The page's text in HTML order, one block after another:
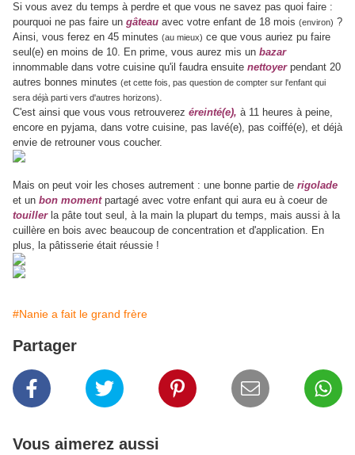
Si vous avez du temps à perdre et que vous ne savez pas quoi faire :
pourquoi ne pas faire un gâteau avec votre enfant de 18 mois (environ) ?
Ainsi, vous ferez en 45 minutes (au mieux) ce que vous auriez pu faire
seul(e) en moins de 10. En prime, vous aurez mis un bazar
innommable dans votre cuisine qu'il faudra ensuite nettoyerpendant 20
autres bonnes minutes (et cette fois, pas question de compter sur l'enfant qui
sera déjà parti vers d'autres horizons).
C'est ainsi que vous vous retrouverez éreinté(e), à 11 heures à peine,
encore en pyjama, dans votre cuisine, pas lavé(e), pas coiffé(e), et déjà
envie de retrouner vous coucher.
Mais on peut voir les choses autrement : une bonne partie de rigolade
et un bon momentpartagé avec votre enfant qui aura eu à coeur de
touillerla pâte tout seul, à la main la plupart du temps, mais aussi à la
cuillère en bois avec beaucoup de concentration et d'application. En
plus, la pâtisserie était réussie !
#Nanie a fait le grand frère
Partager
Vous aimerez aussi